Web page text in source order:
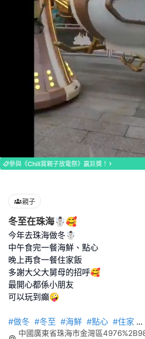
Loaded:
100.00%
參與《Chill賞親子放電祭》贏巨獎！
親子
冬至在珠海☃️🥰
今年去珠海做冬☃️
中午食完一餐海鮮、點心
晚上再食一餐住家飯
多謝大父大舅母的招呼🥰
最開心都係小朋友
可以玩到癲🤪
#做冬 #冬至 #海鮮 #點心 #住家 ...
中國廣東省珠海市金灣區